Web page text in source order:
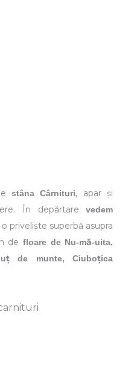
stâna Cârnituri, apar și
În depărtarevedem
o priveliște superbă asupra
de floare de Nu-mă-uita,
de munte, Ciuboțica